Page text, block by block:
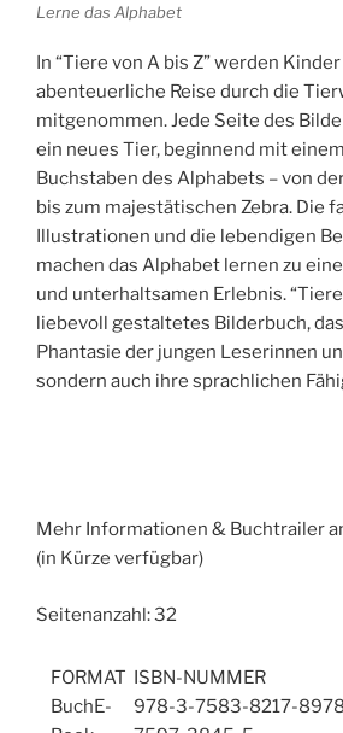
Lerne das Alphabet
In “Tiere von A bis Z” werden
abenteuerliche Reise durch die
mitgenommen. Jede Seite des
ein neues Tier, beginnend mit
Buchstaben des Alphabets – von
bis zum majestätischen Zebra. Die
Illustrationen und die lebendigen
machen das Alphabet lernen zu
und unterhaltsamen Erlebnis.
liebevoll gestaltetes Bilderbuch,
Phantasie der jungen Leserinnen
sondern auch ihre sprachlichen
Mehr Informationen & Buchtrailer
(in Kürze verfügbar)
Seitenanzahl: 32
FORMAT
Buch E-
ISBN-NUMMER
978-3-7583-8217-